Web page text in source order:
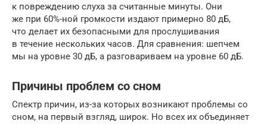
к повреждению слуха за считанные минуты. Они
же при 60%-ной громкости издают примерно 80 дБ,
что делает их безопасными для прослушивания
в течение нескольких часов. Для сравнения: шепчем
мы на уровне 30 дБ, а разговариваем на уровне 60 дБ.
Причины проблем со сном
Спектр причин, из-за которых возникают проблемы со
сном, на первый взгляд, широк. Но всех их объединяет